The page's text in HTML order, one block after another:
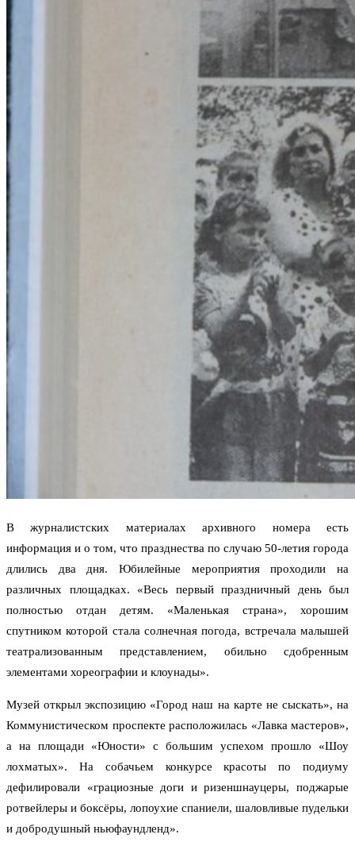
В журналистских материалах архивного номера есть
информация и о том, что празднества по случаю 50-летия города
длились два дня. Юбилейные мероприятия проходили на
различных площадках. «Весь первый праздничный день был
полностью отдан детям. «Маленькая страна», хорошим
спутником которой стала солнечная погода, встречала малышей
театрализованным представлением, обильно сдобренным
элементами хореографии и клоунады».
Музей открыл экспозицию «Город наш на карте не сыскать», на
Коммунистическом проспекте расположилась «Лавка мастеров»,
а на площади «Юности» с большим успехом прошло «Шоу
лохматых». На собачьем конкурсе красоты по подиуму
дефилировали «грациозные доги и ризеншнауцеры, поджарые
ротвейлеры и боксёры, лопоухие спаниели, шаловливые пудельки
и добродушный ньюфаундленд».